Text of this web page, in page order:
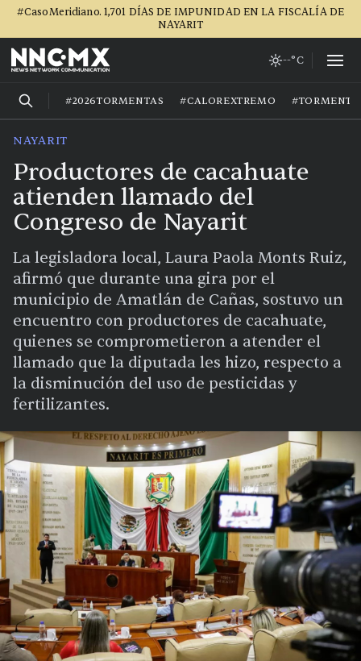
#CasoMeridiano. 1,701 DÍAS DE IMPUNIDAD EN LA FISCALÍA DE
NAYARIT
--°C
#2026TORMENTAS #CALOREXTREMO
NAYARIT
Productores de cacahuate
atienden llamado del
Congreso de Nayarit
La legisladora local, Laura Paola Monts Ruiz,
afirmó que durante una gira por el
municipio de Amatlán de Cañas, sostuvo un
encuentro con productores de cacahuate,
quienes se comprometieron a atender el
llamado que la diputada les hizo, respecto a
la disminución del uso de pesticidas y
fertilizantes.